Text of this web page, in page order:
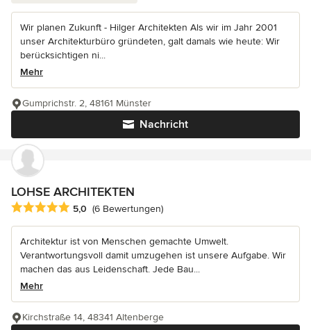
Wir planen Zukunft - Hilger Architekten Als wir im Jahr 2001
unser Architekturbüro gründeten, galt damals wie heute: Wir
berücksichtigen ni...
Mehr
Nachricht
Gumprichstr. 2, 48161 Münster
LOHSE ARCHITEKTEN
Durchschnittliche Bewertung: 5 von 5 Sternen
5,0 (6 Bewertungen)
Architektur ist von Menschen gemachte Umwelt.
Verantwortungsvoll damit umzugehen ist unsere Aufgabe. Wir
machen das aus Leidenschaft. Jede Bau...
Mehr
Kirchstraße 14, 48341 Altenberge